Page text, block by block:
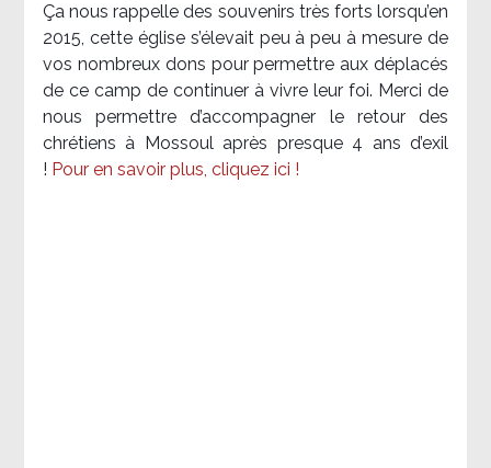
Ça nous rappelle des souvenirs très forts lorsqu’en
2015, cette église s’élevait peu à peu à mesure de
vos nombreux dons pour permettre aux déplacés
de ce camp de continuer à vivre leur foi. Merci de
nous permettre d’accompagner le retour des
chrétiens à Mossoul après presque 4 ans d’exil
! Pour en savoir plus, cliquez ici !